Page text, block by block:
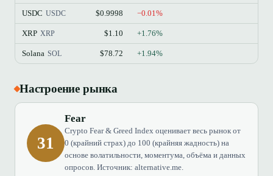
USDC USDC $0.9998 −0.01%
XRP XRP $1.10 +1.76%
Solana SOL $78.72 +1.94%
Настроение рынка
31
Fear
Crypto Fear & Greed Index оценивает весь рынок от
0 (крайний страх) до 100 (крайняя жадность) на
основе волатильности, моментума, объёма и данных
опросов. Источник: alternative.me.